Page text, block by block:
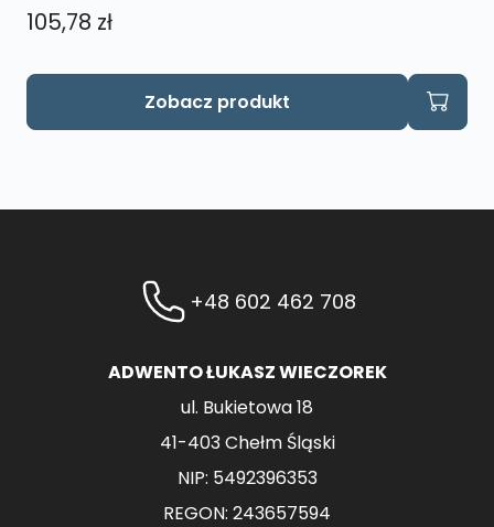
105,78 zł
Zobacz produkt
+48 602 462 708
ADWENTO ŁUKASZ WIECZOREK
ul. Bukietowa 18
41-403 Chełm Śląski
NIP: 5492396353
REGON: 243657594